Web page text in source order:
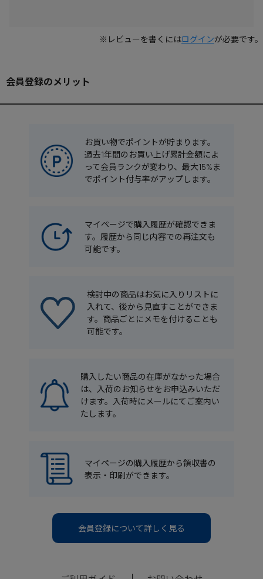
※レビューを書くにはログインが必要です。
会員登録のメリット
お買い物でポイントが貯まります。
過去1年間のお買い上げ累計金額によ
って会員ランクが変わり、最大15%ま
でポイント付与率がアップします。
マイページで購入履歴が確認できま
す。履歴から同じ内容での再注文も
可能です。
検討中の商品はお気に入りリストに
入れて、後から見直すことができま
す。商品ごとにメモを付けることも
可能です。
購入したい商品の在庫がなかった場合
は、入荷のお知らせをお申込みいただ
けます。入荷時にメールにてご案内い
たします。
マイページの購入履歴から領収書の
表示・印刷ができます。
会員登録について詳しく見る